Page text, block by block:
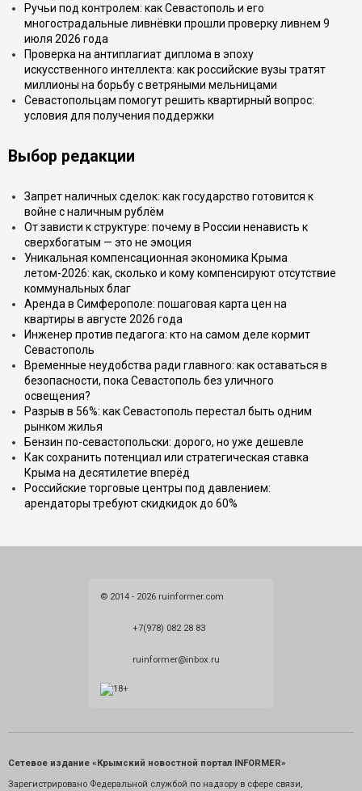
Ручьи под контролем: как Севастополь и его
многострадальные ливнёвки прошли проверку ливнем 9
июля 2026 года
Проверка на антиплагиат диплома в эпоху
искусственного интеллекта: как российские вузы тратят
миллионы на борьбу с ветряными мельницами
Севастопольцам помогут решить квартирный вопрос:
условия для получения поддержки
Выбор редакции
Запрет наличных сделок: как государство готовится к
войне с наличным рублём
От зависти к структуре: почему в России ненависть к
сверхбогатым — это не эмоция
Уникальная компенсационная экономика Крыма
летом-2026: как, сколько и кому компенсируют отсутствие
коммунальных благ
Аренда в Симферополе: пошаговая карта цен на
квартиры в августе 2026 года
Инженер против педагога: кто на самом деле кормит
Севастополь
Временные неудобства ради главного: как оставаться в
безопасности, пока Севастополь без уличного
освещения?
Разрыв в 56%: как Севастополь перестал быть одним
рынком жилья
Бензин по-севастопольски: дорого, но уже дешевле
Как сохранить потенциал или стратегическая ставка
Крыма на десятилетие вперёд
Российские торговые центры под давлением:
арендаторы требуют скидкидок до 60%
© 2014 - 2026 ruinformer.com
+7(978) 082 28 83
ruinformer@inbox.ru
Сетевое издание «Крымский новостной портал INFORMER»
Зарегистрировано Федеральной службой по надзору в сфере связи,